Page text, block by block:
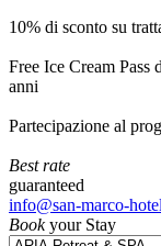
10% di sconto su
Free Ice Cream Pass
anni
Partecipazione al
Best rate
guaranteed
info@san-marco-
Bookyour Stay